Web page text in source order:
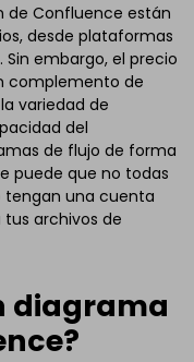
de Confluence están
desde plataformas
embargo, el precio
complemento de
variedad de
del
de flujo de forma
puede que no todas
tengan una cuenta
archivos de
diagrama